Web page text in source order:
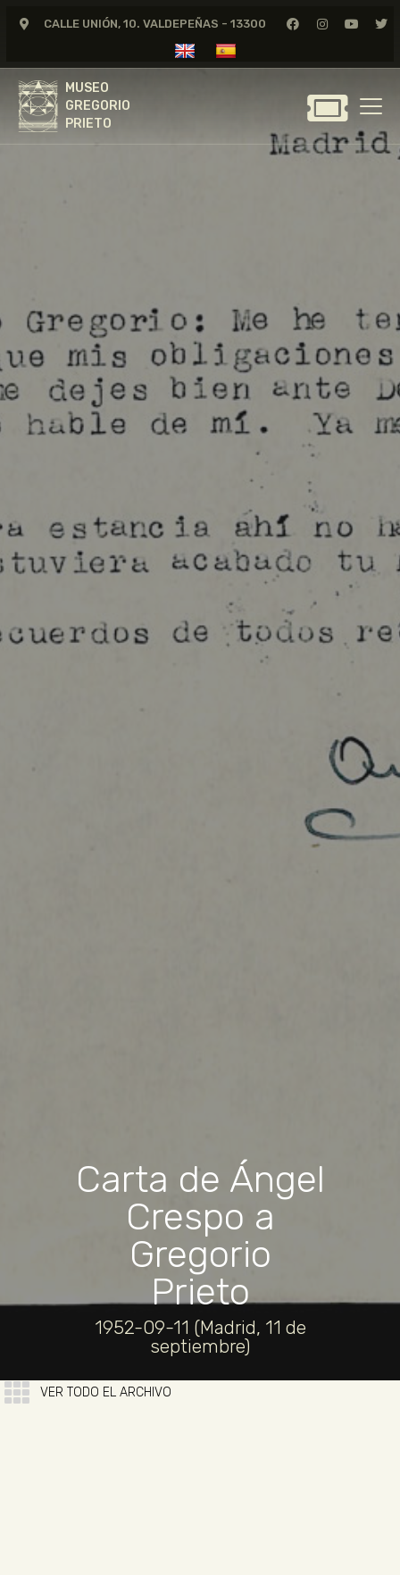
CALLE UNIÓN, 10. VALDEPEÑAS - 13300
MUSEO
GREGORIO
PRIETO
MUSEO
GREGORIO
GREGORIO PRIETO
NOTICIAS
Carta de Ángel
Crespo a
Gregorio
Prieto
1952-09-11 (Madrid, 11 de
septiembre)
VER TODO EL ARCHIVO